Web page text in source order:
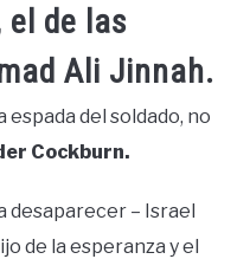
de las
Ali Jinnah.
espada del soldado, no
Cockburn.
desaparecer – Israel
de la esperanza y el